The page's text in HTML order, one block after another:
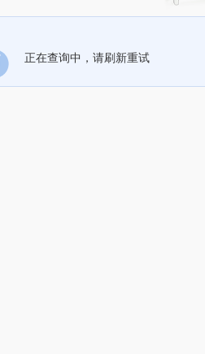
正在查询中，请刷新重试